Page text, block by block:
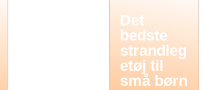
Det
bedste
strandleg
etøj til
små børn